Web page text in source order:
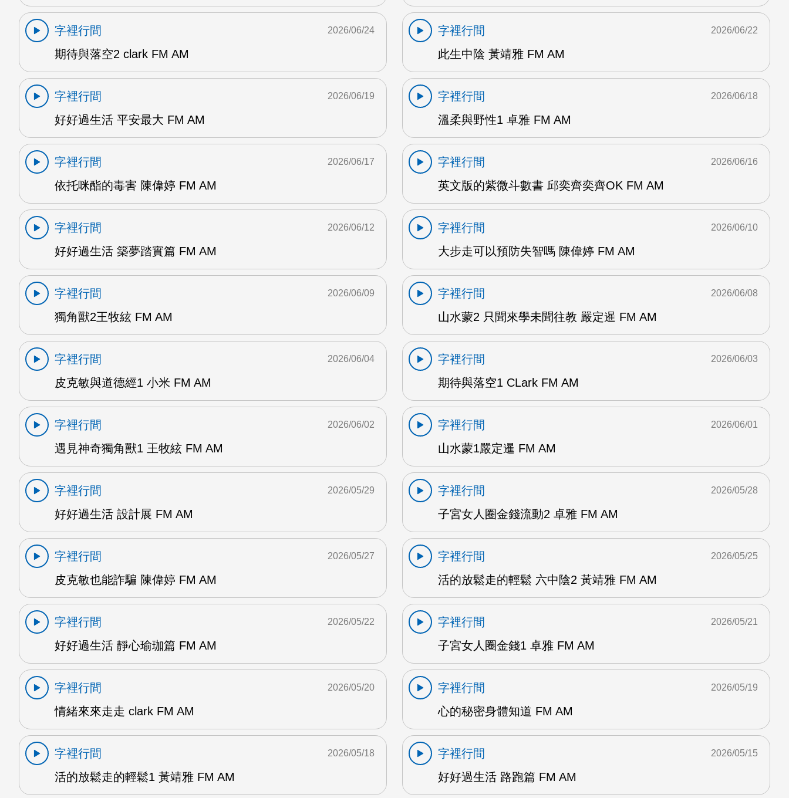
字裡行間
期待與落空2 clark FM AM
2026/06/24
字裡行間
此生中陰 黃靖雅 FM AM
2026/06/22
字裡行間
好好過生活 平安最大 FM AM
2026/06/19
字裡行間
溫柔與野性1 卓雅 FM AM
2026/06/18
字裡行間
依托咪酯的毒害 陳偉婷 FM AM
2026/06/17
字裡行間
英文版的紫微斗數書 邱奕齊奕齊OK FM AM
2026/06/16
字裡行間
好好過生活 築夢踏實篇 FM AM
2026/06/12
字裡行間
大步走可以預防失智嗎 陳偉婷 FM AM
2026/06/10
字裡行間
獨角獸2王牧絃 FM AM
2026/06/09
字裡行間
山水蒙2 只聞來學未聞往教 嚴定暹 FM AM
2026/06/08
字裡行間
皮克敏與道德經1 小米 FM AM
2026/06/04
字裡行間
期待與落空1 CLark FM AM
2026/06/03
字裡行間
遇見神奇獨角獸1 王牧絃 FM AM
2026/06/02
字裡行間
山水蒙1嚴定暹 FM AM
2026/06/01
字裡行間
好好過生活 設計展 FM AM
2026/05/29
字裡行間
子宮女人圈金錢流動2 卓雅 FM AM
2026/05/28
字裡行間
皮克敏也能詐騙 陳偉婷 FM AM
2026/05/27
字裡行間
活的放鬆走的輕鬆 六中陰2 黃靖雅 FM AM
2026/05/25
字裡行間
好好過生活 靜心瑜珈篇 FM AM
2026/05/22
字裡行間
子宮女人圈金錢1 卓雅 FM AM
2026/05/21
字裡行間
情緒來來走走 clark FM AM
2026/05/20
字裡行間
心的秘密身體知道 FM AM
2026/05/19
字裡行間
活的放鬆走的輕鬆1 黃靖雅 FM AM
2026/05/18
字裡行間
好好過生活 路跑篇 FM AM
2026/05/15